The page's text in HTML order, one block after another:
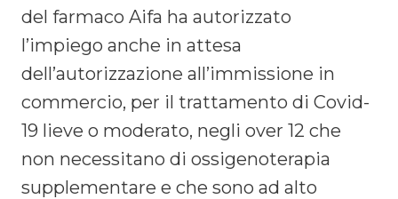
del farmaco Aifa ha autorizzato
l’impiego anche in attesa
dell’autorizzazione all’immissione in
commercio, per il trattamento di Covid-
19 lieve o moderato, negli over 12 che
non necessitano di ossigenoterapia
supplementare e che sono ad alto